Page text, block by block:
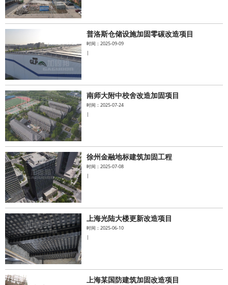
普洛斯仓储设施加固零碳改造项目
时间：2025-09-09
|
南师大附中校舍改造加固项目
时间：2025-07-24
|
徐州金融地标建筑加固工程
时间：2025-07-08
|
上海光陆大楼更新改造项目
时间：2025-06-10
|
上海某国防建筑加固改造项目